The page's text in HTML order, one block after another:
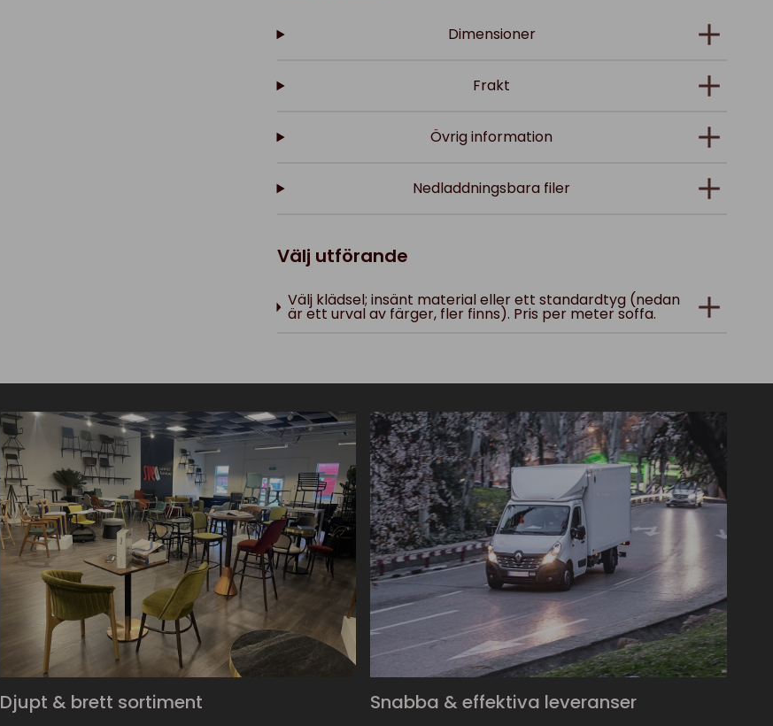
Dimensioner
Frakt
Övrig information
Nedladdningsbara filer
Välj utförande
Välj klädsel; insänt material eller ett standardtyg (nedan
är ett urval av färger, fler finns). Pris per meter soffa.
Djupt & brett sortiment Snabba & effektiva leveranser